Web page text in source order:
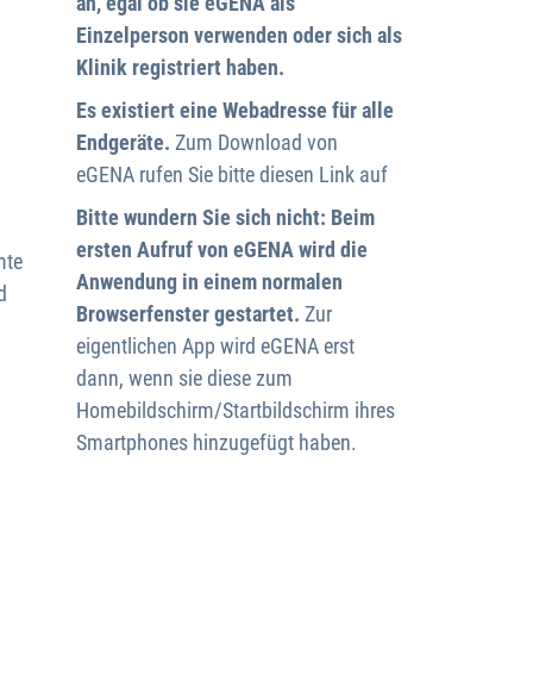
Einzelperson verwenden oder sich als
Klinik registriert haben.
Es existiert eine Webadresse für alle
Endgeräte. Zum Download von
eGENA rufen Sie bitte diesen Link auf
Bitte wundern Sie sich nicht: Beim
ersten Aufruf von eGENA wird die
Anwendung in einem normalen
Browserfenster gestartet.Zur
eigentlichen App wird eGENA erst
dann, wenn sie diese zum
Homebildschirm/Startbildschirm ihres
Smartphones hinzugefügt haben.